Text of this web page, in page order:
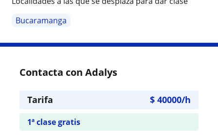
Bucaramanga
Contacta con Adalys
Tarifa $ 40000/h
1ª clase gratis